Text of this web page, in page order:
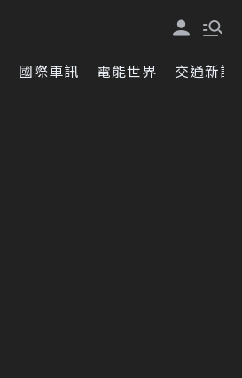
國際車訊 電能世界 交通新訊